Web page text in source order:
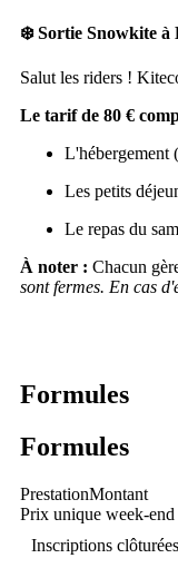
❄️ Sortie Snowkite à
Salut les riders !
Le tarif de 80 €
L'hébergement
Les petits
Le repas du
À noter : Chacun
sont fermes. En cas
Formules
Formules
PrestationMontant
Prix unique week-
Inscriptions clôturées